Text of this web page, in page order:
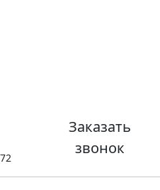
Заказать
звонок